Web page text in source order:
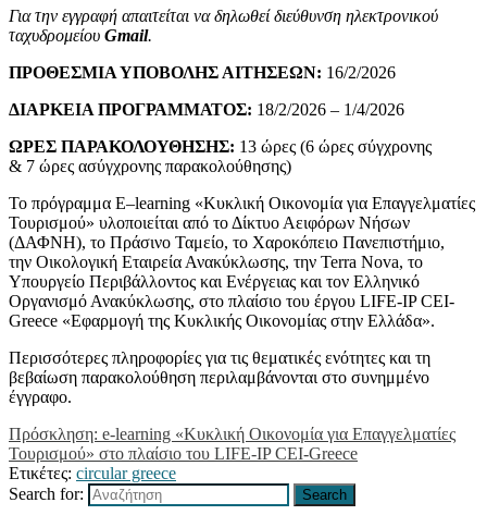
Για την εγγραφή απαιτείται να δηλωθεί διεύθυνση ηλεκτρονικού
ταχυδρομείου Gmail.
ΠΡΟΘΕΣΜΙΑ ΥΠΟΒΟΛΗΣ ΑΙΤΗΣΕΩΝ: 16/2/2026
ΔΙΑΡΚΕΙΑ ΠΡΟΓΡΑΜΜΑΤΟΣ: 18/2/2026 – 1/4/2026
ΩΡΕΣ ΠΑΡΑΚΟΛΟΥΘΗΣΗΣ: 13 ώρες (6 ώρες σύγχρονης
& 7 ώρες ασύγχρονης παρακολούθησης)
Το πρόγραμμα E–learning «Κυκλική Οικονομία για Επαγγελματίες
Τουρισμού» υλοποιείται από το Δίκτυο Αειφόρων Νήσων
(ΔΑΦΝΗ), το Πράσινο Ταμείο, το Χαροκόπειο Πανεπιστήμιο,
την Οικολογική Εταιρεία Ανακύκλωσης, την Terra Nova, το
Υπουργείο Περιβάλλοντος και Ενέργειας και τον Ελληνικό
Οργανισμό Ανακύκλωσης, στο πλαίσιο του έργου LIFE-IP CEI-
Greece «Εφαρμογή της Κυκλικής Οικονομίας στην Ελλάδα».
Περισσότερες πληροφορίες για τις θεματικές ενότητες και τη
βεβαίωση παρακολούθηση περιλαμβάνονται στο συνημμένο
έγγραφο.
Πρόσκληση: e-learning «Κυκλική Οικονομία για Επαγγελματίες
Τουρισμού» στο πλαίσιο του LIFE-IP CEI-Greece
Ετικέτες: circular greece
Search for:
Search